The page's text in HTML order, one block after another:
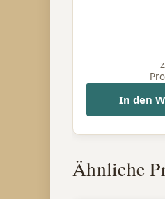
In den
Ähnliche